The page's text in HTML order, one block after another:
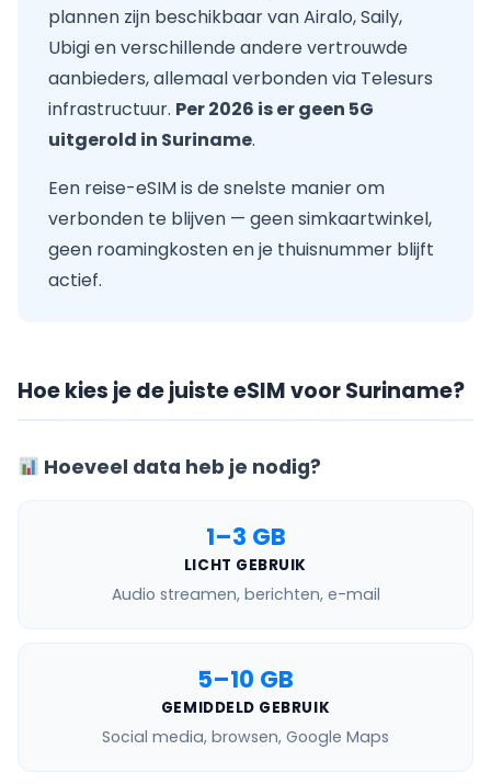
plannen zijn beschikbaar van Airalo, Saily,
Ubigi en verschillende andere vertrouwde
aanbieders, allemaal verbonden via Telesurs
infrastructuur. Per 2026 is er geen 5G
uitgerold in Suriname.
Een reise-eSIM is de snelste manier om
verbonden te blijven — geen simkaartwinkel,
geen roamingkosten en je thuisnummer blijft
actief.
Hoe kies je de juiste eSIM voor Suriname?
Hoeveel data heb je nodig?
1–3 GB
LICHT GEBRUIK
Audio streamen, berichten, e-mail
5–10 GB
GEMIDDELD GEBRUIK
Social media, browsen, Google Maps